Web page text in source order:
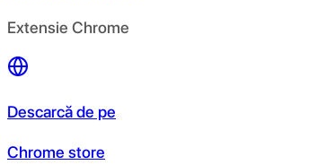
Extensie Chrome
Descarcă de pe
Chrome store